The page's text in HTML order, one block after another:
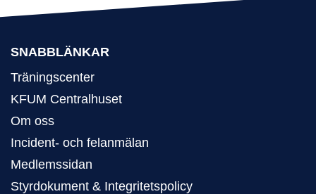
SNABBLÄNKAR
Träningscenter
KFUM Centralhuset
Om oss
Incident- och felanmälan
Medlemssidan
Styrdokument & Integritetspolicy